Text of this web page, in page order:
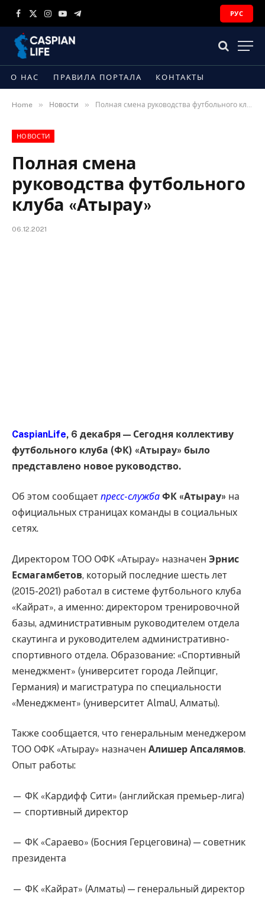
Facebook
X
Instagram
YouTubeTelegram
РУС
О НАС ПРАВИЛА ПОРТАЛА КОНТАКТЫ
Home » Новости » Полная смена руководства футбольного клуба «Атырау»
НОВОСТИ
Полная смена
руководства футбольного
клуба «Атырау»
06.12.2021
CaspianLife, 6 декабря — Сегодня коллективу
футбольного клуба (ФК) «Атырау» было
представлено новое руководство.
Об этом сообщает пресс-служба ФК «Атырау» на
официальных страницах команды в социальных
сетях.
Директором ТОО ОФК «Атырау» назначен Эрнис
Есмагамбетов, который последние шесть лет
(2015-2021) работал в системе футбольного клуба
«Кайрат», а именно: директором тренировочной
базы, административным руководителем отдела
скаутинга и руководителем административно-
спортивного отдела. Образование: «Спортивный
менеджмент» (университет города Лейпциг,
Германия) и магистратура по специальности
«Менеджмент» (университет AlmaU, Алматы).
Также сообщается, что генеральным менеджером
ТОО ОФК «Атырау» назначен Алишер Апсалямов.
Опыт работы:
— ФК «Кардифф Сити» (английская премьер-лига)
— спортивный директор
— ФК «Сараево» (Босния Герцеговина) — советник
президента
— ФК «Кайрат» (Алматы) — генеральный директор